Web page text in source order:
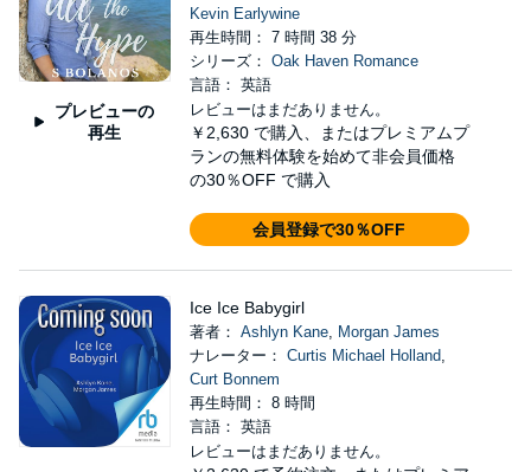
プレビューの
再生
Kevin Earlywine
再生時間： 7 時間 38 分
シリーズ： Oak Haven Romance
言語： 英語
レビューはまだありません。
￥2,630 で購入、またはプレミアムプ
ランの無料体験を始めて非会員価格
の30％OFF で購入
会員登録で30％OFF
Ice Ice Babygirl
著者： Ashlyn Kane, Morgan James
ナレーター： Curtis Michael Holland,
Curt Bonnem
再生時間： 8 時間
言語： 英語
レビューはまだありません。